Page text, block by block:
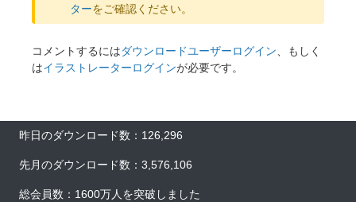
ターをご確認ください。
コメントするにはダウンロードユーザーログイン 、もしく
はイラストレーターログインが必要です。
昨日のダウンロード数：126,296
先月のダウンロード数：3,576,106
総会員数：1600万人を突破しました